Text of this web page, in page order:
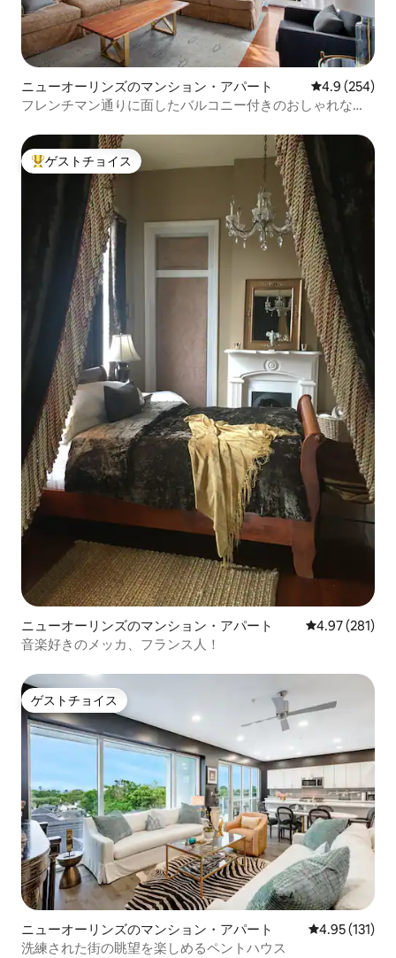
ニューオーリンズのマンション・アパート レビュー254
4.9 (254)
フレンチマン通りに面したバルコニー付きのおしゃれなマ
大好評のゲストチョイスです。
ゲストチョイス
ニューオーリンズのマンション・アパート レビュー281
4.97 (281)
音楽好きのメッカ、フランス人！
ゲストチョイス
ゲストチョイス
ニューオーリンズのマンション・アパート レビュー131
4.95 (131)
洗練された街の眺望を楽しめるペントハウス